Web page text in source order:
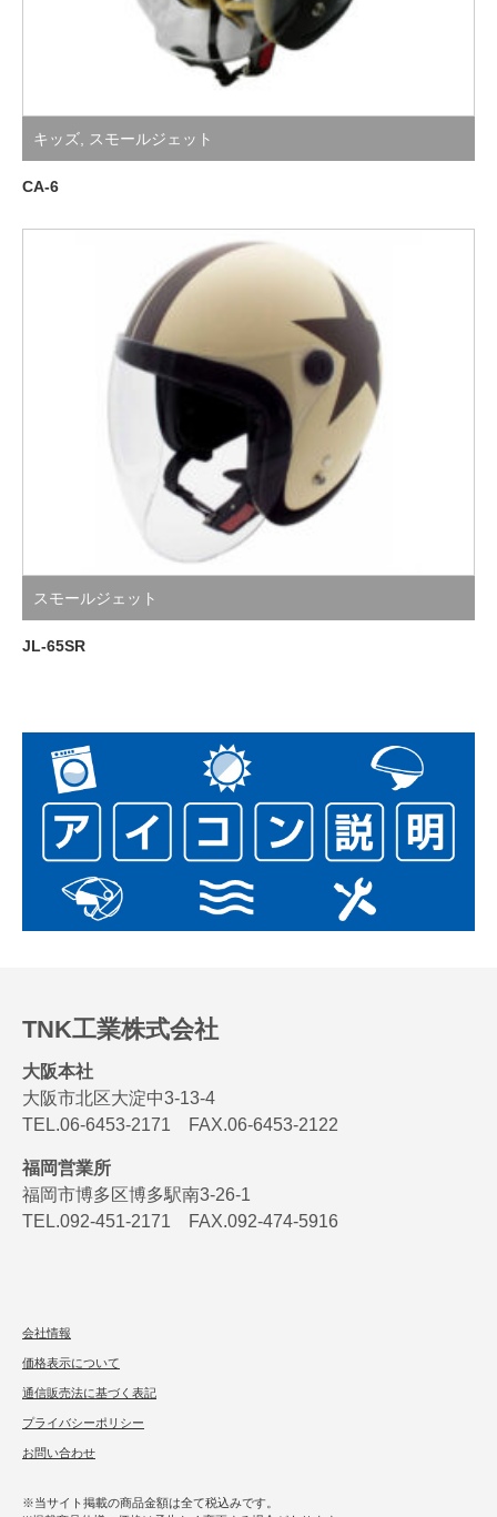
キッズ スモールジェット
CA-6
スモールジェット
JL-65SR
TNK工業株式会社
大阪本社
大阪市北区大淀中3-13-4
TEL.06-6453-2171 FAX.06-6453-2122
福岡営業所
福岡市博多区博多駅南3-26-1
TEL.092-451-2171 FAX.092-474-5916
会社情報
価格表示について
通信販売法に基づく表記
プライバシーポリシー
お問い合わせ
※当サイト掲載の商品金額は全て税込みです。